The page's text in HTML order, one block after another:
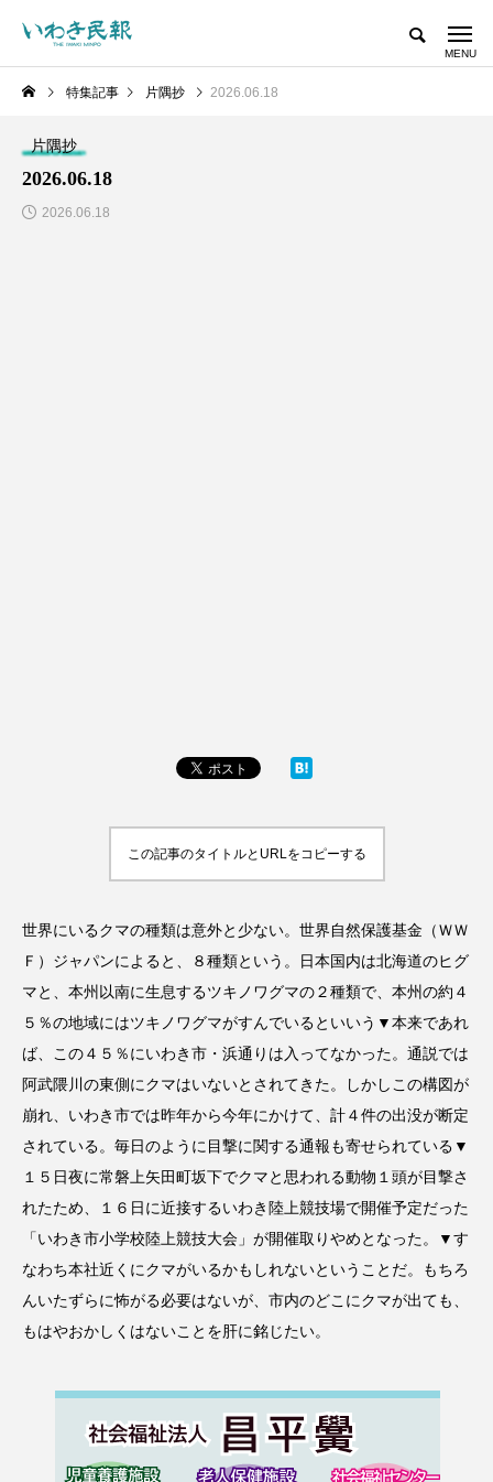
特集記事 片隅抄 2026.06.18
片隅抄
2026.06.18
2026.06.18
この記事のタイトルとURLをコピーする
世界にいるクマの種類は意外と少ない。世界自然保護基金（ＷＷ
Ｆ）ジャパンによると、８種類という。日本国内は北海道のヒグ
マと、本州以南に生息するツキノワグマの２種類で、本州の約４
５％の地域にはツキノワグマがすんでいるといいう▼本来であれ
ば、この４５％にいわき市・浜通りは入ってなかった。通説では
阿武隈川の東側にクマはいないとされてきた。しかしこの構図が
崩れ、いわき市では昨年から今年にかけて、計４件の出没が断定
されている。毎日のように目撃に関する通報も寄せられている▼
１５日夜に常磐上矢田町坂下でクマと思われる動物１頭が目撃さ
れたため、１６日に近接するいわき陸上競技場で開催予定だった
「いわき市小学校陸上競技大会」が開催取りやめとなった。▼す
なわち本社近くにクマがいるかもしれないということだ。もちろ
んいたずらに怖がる必要はないが、市内のどこにクマが出ても、
もはやおかしくはないことを肝に銘じたい。